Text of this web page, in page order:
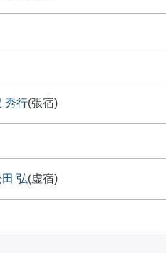
秀行(張宿)
弘(虚宿)